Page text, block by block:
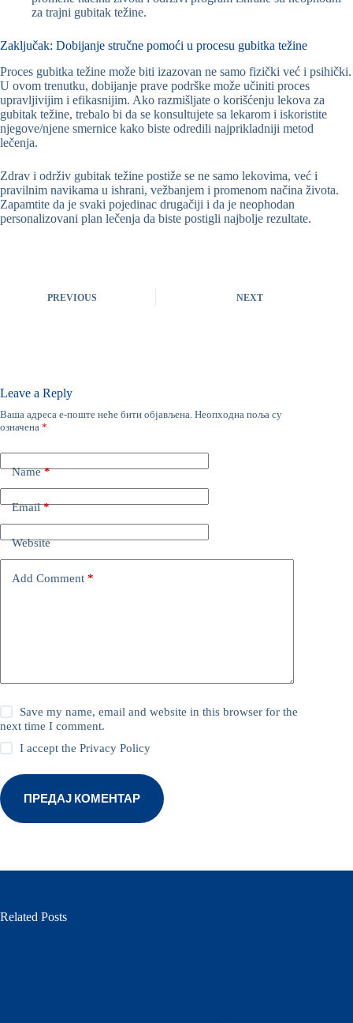
za trajni gubitak težine.
Zaključak: Dobijanje stručne pomoći u procesu gubitka težine
Proces gubitka težine može biti izazovan ne samo fizički već i psihički.
U ovom trenutku, dobijanje prave podrške može učiniti proces
upravljivijim i efikasnijim. Ako razmišljate o korišćenju lekova za
gubitak težine, trebalo bi da se konsultujete sa lekarom i iskoristite
njegove/njene smernice kako biste odredili najprikladniji metod
lečenja.
Zdrav i održiv gubitak težine postiže se ne samo lekovima, već i
pravilnim navikama u ishrani, vežbanjem i promenom načina života.
Zapamtite da je svaki pojedinac drugačiji i da je neophodan
personalizovani plan lečenja da biste postigli najbolje rezultate.
PREVIOUS NEXT
Leave a Reply
Ваша адреса е-поште неће бити објављена. Неопходна поља су
означена *
Name*
Email*
Website
Add Comment *
Save my name, email and website in this browser for the
next time I comment.
I accept thePrivacy Policy
ПРЕДАЈ КОМЕНТАР
Related Posts